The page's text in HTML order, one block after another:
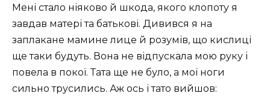
Мені стало ніяково й шкода, якого клопоту я
завдав матері та батькові. Дивився я на
заплакане мамине лице й розумів, що кислиці
ще таки будуть. Вона не відпускала мою руку і
повела в покої. Тата ще не було, а мої ноги
сильно трусились. Аж ось і тато вийшов: